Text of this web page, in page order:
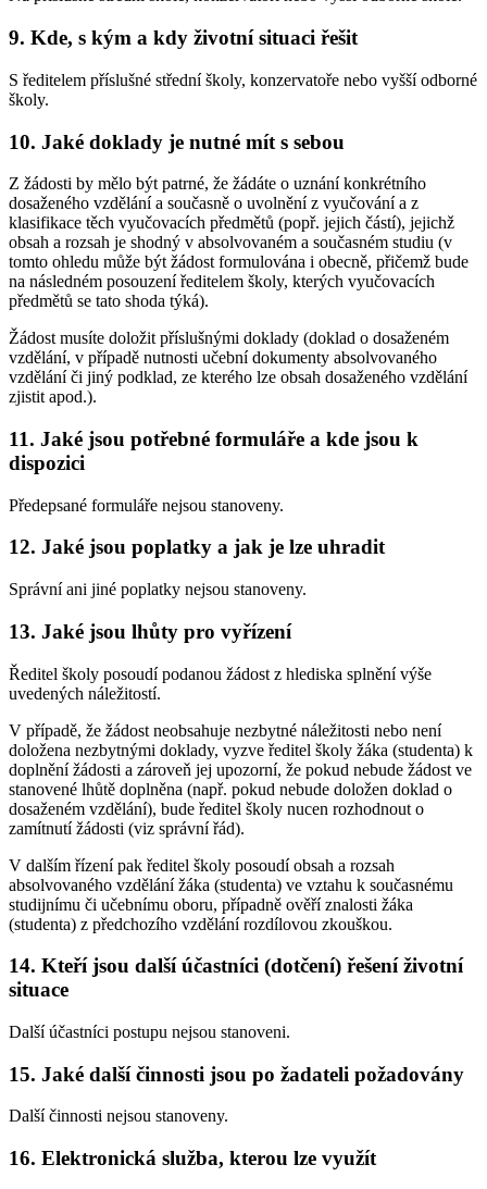
9. Kde, s kým a kdy životní situaci řešit
S ředitelem příslušné střední školy, konzervatoře nebo vyšší odborné
školy.
10. Jaké doklady je nutné mít s sebou
Z žádosti by mělo být patrné, že žádáte o uznání konkrétního
dosaženého vzdělání a současně o uvolnění z vyučování a z
klasifikace těch vyučovacích předmětů (popř. jejich částí), jejichž
obsah a rozsah je shodný v absolvovaném a současném studiu (v
tomto ohledu může být žádost formulována i obecně, přičemž bude
na následném posouzení ředitelem školy, kterých vyučovacích
předmětů se tato shoda týká).
Žádost musíte doložit příslušnými doklady (doklad o dosaženém
vzdělání, v případě nutnosti učební dokumenty absolvovaného
vzdělání či jiný podklad, ze kterého lze obsah dosaženého vzdělání
zjistit apod.).
11. Jaké jsou potřebné formuláře a kde jsou k
dispozici
Předepsané formuláře nejsou stanoveny.
12. Jaké jsou poplatky a jak je lze uhradit
Správní ani jiné poplatky nejsou stanoveny.
13. Jaké jsou lhůty pro vyřízení
Ředitel školy posoudí podanou žádost z hlediska splnění výše
uvedených náležitostí.
V případě, že žádost neobsahuje nezbytné náležitosti nebo není
doložena nezbytnými doklady, vyzve ředitel školy žáka (studenta) k
doplnění žádosti a zároveň jej upozorní, že pokud nebude žádost ve
stanovené lhůtě doplněna (např. pokud nebude doložen doklad o
dosaženém vzdělání), bude ředitel školy nucen rozhodnout o
zamítnutí žádosti (viz správní řád).
V dalším řízení pak ředitel školy posoudí obsah a rozsah
absolvovaného vzdělání žáka (studenta) ve vztahu k současnému
studijnímu či učebnímu oboru, případně ověří znalosti žáka
(studenta) z předchozího vzdělání rozdílovou zkouškou.
14. Kteří jsou další účastníci (dotčení) řešení životní
situace
Další účastníci postupu nejsou stanoveni.
15. Jaké další činnosti jsou po žadateli požadovány
Další činnosti nejsou stanoveny.
16. Elektronická služba, kterou lze využít